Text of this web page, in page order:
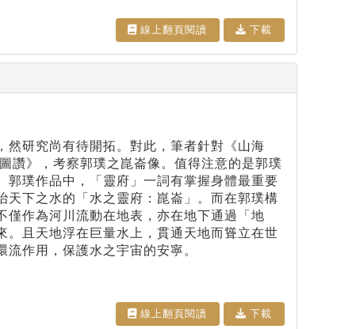
線上翻⾴閱讀 下載
然研究尚有待開拓。對此，筆者針對《山海
讚》，考察郭璞之崑崙像。值得注意的是郭璞
璞作品中，「靈府」一詞有掌握身體最重要
下之水的「水之靈府：崑崙」。而在郭璞構
作為河川流動在地表，亦在地下通過「地
且天地浮在巨量水上，貫通天地而聳立在世
作用，保護水之宇宙的安寧。
線上翻⾴閱讀 下載